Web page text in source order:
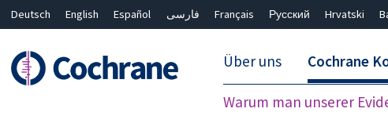
Deutsch English Español فارسی Français Русский Hrvatski
Über uns Cochrane
Warum man unserer